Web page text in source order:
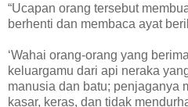
“Ucapan orang tersebut
berhenti dan membaca ayat
‘Wahai orang-orang yang
keluargamu dari api neraka
manusia dan batu; penjaganya
kasar, keras, dan tidak